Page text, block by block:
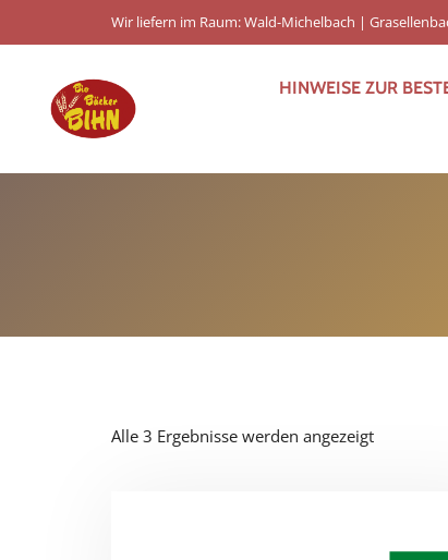
Wir liefern im Raum: Wald-Michelbach |
HINWEISE ZUR
Alle 3 Ergebnisse werden angezeigtNach